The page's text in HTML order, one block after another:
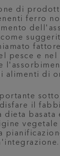
di
ferro
pesce e
alimenti di
il
dieta basata
vegetale